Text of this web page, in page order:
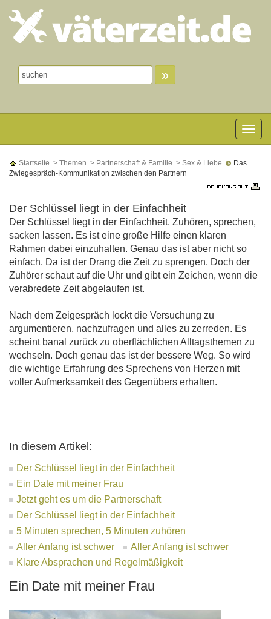
»
Toggle
Startseite > Themen > Partnerschaft & Familie > Sex & Liebe
Das
Zwiegespräch-Kommunikation zwischen den Partnern
Der Schlüssel liegt in der Einfachheit
Der Schlüssel liegt in der Einfachheit. Zuhören, sprechen,
sacken lassen. Es ist eine große Hilfe einen klaren
Rahmen dabei einzuhalten. Genau das ist aber nicht so
einfach. Da ist der Drang die Zeit zu sprengen. Doch der
Zuhörer schaut auf die Uhr und gibt ein Zeichen, wenn die
verabredete Zeit abgelaufen ist.
Nach dem Zeigespräch lockt die Versuchung zu
argumentieren, nachzufragen und alles zu zerreden. Es
scheint banal zurück zu oberflächlichen Alltagsthemen zu
wechseln. Doch genau das ist der bessere Weg. So wird
die wichtige Erfahrung des Sprechens von Herzen mit
voller Aufmerksamkeit des Gegenübers erhalten.
In diesem Artikel:
Der Schlüssel liegt in der Einfachheit
Ein Date mit meiner Frau
Jetzt geht es um die Partnerschaft
Der Schlüssel liegt in der Einfachheit
5 Minuten sprechen, 5 Minuten zuhören
Aller Anfang ist schwer
Aller Anfang ist schwer
Klare Absprachen und Regelmäßigkeit
Ein Date mit meiner Frau